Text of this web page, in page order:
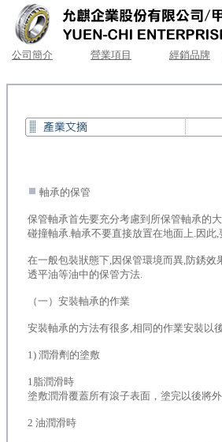
公司簡介 營業項目 經銷品牌
軸承的保管
保管軸承首先要充分考慮到所保管軸承的
碰撞軸承.軸承不要直接放置在地面上.因
在一般包裝狀態下,因保管環境而異,防銹
透平油等油中的保管方法.
（一）安裝軸承的作業
安裝軸承的方法有很多,相同的作業安裝以
1) 潤滑劑的塗敷
1脂潤滑時
塗敷潤滑覆蓋所有滾子表面，塗完以後將
2 油潤滑時